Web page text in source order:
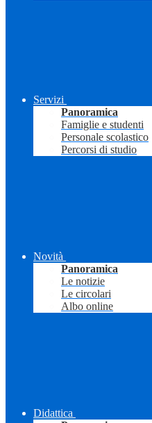
Servizi
Panoramica
Famiglie e studenti
Personale scolastico
Percorsi di studio
Novità
Panoramica
Le notizie
Le circolari
Albo online
Didattica